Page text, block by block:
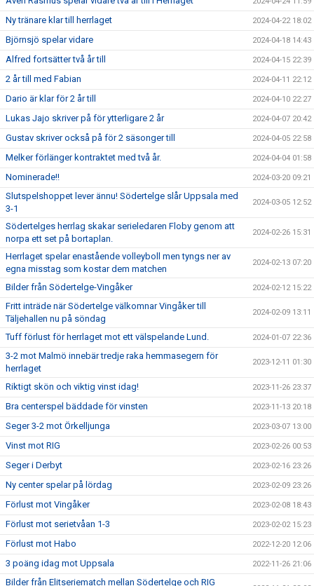
Ny tränare klar till herrlaget 2024-04-22 18:02
Björnsjö spelar vidare 2024-04-18 14:43
Alfred fortsätter två år till 2024-04-15 22:39
2 år till med Fabian 2024-04-11 22:12
Dario är klar för 2 år till 2024-04-10 22:27
Lukas Jajo skriver på för ytterligare 2 år 2024-04-07 20:42
Gustav skriver också på för 2 säsonger till 2024-04-05 22:58
Melker förlänger kontraktet med två år. 2024-04-04 01:58
Nominerade!! 2024-03-20 09:21
Slutspelshoppet lever ännu! Södertelge slår Uppsala med
3-1
2024-03-05 12:52
Södertelges herrlag skakar serieledaren Floby genom att
norpa ett set på bortaplan.
2024-02-26 15:31
Herrlaget spelar enastående volleyboll men tyngs ner av
egna misstag som kostar dem matchen
2024-02-13 07:20
Bilder från Södertelge-Vingåker 2024-02-12 15:22
Fritt inträde när Södertelge välkomnar Vingåker till
Täljehallen nu på söndag
2024-02-09 13:11
Tuff förlust för herrlaget mot ett välspelande Lund. 2024-01-07 22:36
3-2 mot Malmö innebär tredje raka hemmasegern för
herrlaget
2023-12-11 01:30
Riktigt skön och viktig vinst idag! 2023-11-26 23:37
Bra centerspel bäddade för vinsten 2023-11-13 20:18
Seger 3-2 mot Örkelljunga 2023-03-07 13:00
Vinst mot RIG 2023-02-26 00:53
Seger i Derbyt 2023-02-16 23:26
Ny center spelar på lördag 2023-02-09 23:26
Förlust mot Vingåker 2023-02-08 18:43
Förlust mot serietvåan 1-3 2023-02-02 15:23
Förlust mot Habo 2022-12-20 12:06
3 poäng idag mot Uppsala 2022-11-26 21:06
Bilder från Elitseriematch mellan Södertelge och RIG